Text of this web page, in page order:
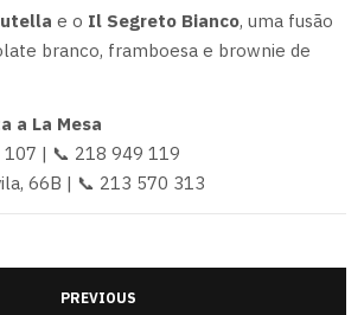
e o Il Segreto Bianco, uma fusão
branco, framboesa e brownie de
a La Mesa
107 | 📞 218 949 119
66B | 📞 213 570 313
PREVIOUS